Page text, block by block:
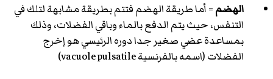
الهضم= أما طريقة الهضم فتتم بطريقة مشابهة لتلك في
التنفس، حيث يتم الدفع بالماء وباقي الفضلات، وذلك
بمساعدة عضي صغير جدا دوره الرئيسي هو إخرج
الفضلات (اسمه بالفرنسية vacuole pulsatile)